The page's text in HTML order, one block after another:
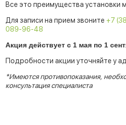
Все это преимущества установки
Для записи на прием звоните +7
089-96-48
Акция действует с 1 мая по 1
Подробности акции уточняйте у
*Имеются противопоказания,
консультация специалиста